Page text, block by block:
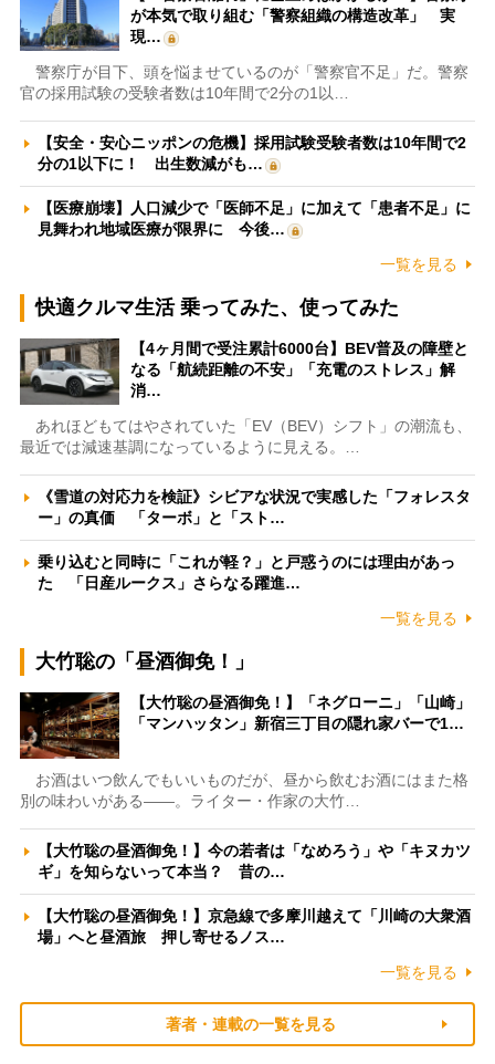
が本気で取り組む「警察組織の構造改革」 実
現…
警察庁が目下、頭を悩ませているのが「警察官不足」だ。警察
官の採用試験の受験者数は10年間で2分の1以…
【安全・安心ニッポンの危機】採用試験受験者数は10年間で2
分の1以下に！ 出生数減がも…
【医療崩壊】人口減少で「医師不足」に加えて「患者不足」に
見舞われ地域医療が限界に 今後…
一覧を見る
快適クルマ生活 乗ってみた、使ってみた
【4ヶ月間で受注累計6000台】BEV普及の障壁と
なる「航続距離の不安」「充電のストレス」解
消…
あれほどもてはやされていた「EV（BEV）シフト」の潮流も、
最近では減速基調になっているように見える。…
《雪道の対応力を検証》シビアな状況で実感した「フォレスタ
ー」の真価 「ターボ」と「スト…
乗り込むと同時に「これが軽？」と戸惑うのには理由があっ
た 「日産ルークス」さらなる躍進…
一覧を見る
大竹聡の「昼酒御免！」
【大竹聡の昼酒御免！】「ネグローニ」「山崎」
「マンハッタン」新宿三丁目の隠れ家バーで1…
お酒はいつ飲んでもいいものだが、昼から飲むお酒にはまた格
別の味わいがある――。ライター・作家の大竹…
【大竹聡の昼酒御免！】今の若者は「なめろう」や「キヌカツ
ギ」を知らないって本当？ 昔の…
【大竹聡の昼酒御免！】京急線で多摩川越えて「川崎の大衆酒
場」へと昼酒旅 押し寄せるノス…
一覧を見る
著者・連載の一覧を見る